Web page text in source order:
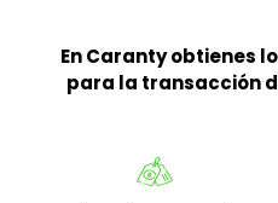
En Caranty obtienes
para la transacción